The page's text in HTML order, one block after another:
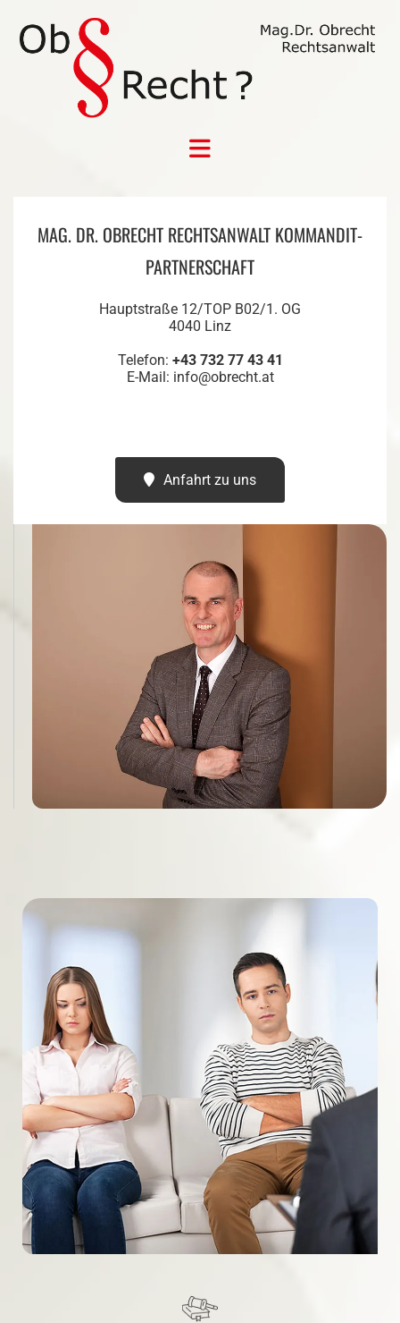
MAG. DR. OBRECHT RECHTSANWALT KOMMANDIT-
PARTNERSCHAFT
Hauptstraße 12/TOP B02/1. OG
4040 Linz
Telefon: +43 732 77 43 41
E-Mail: info@obrecht.at
Anfahrt zu uns